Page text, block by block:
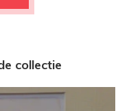
collectie